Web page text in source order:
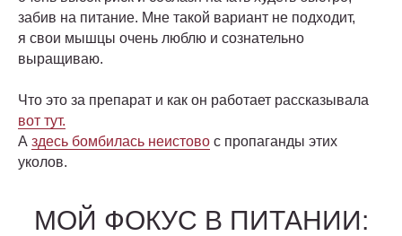
забив на питание. Мне такой вариант не подходит,
я свои мышцы очень люблю и сознательно
выращиваю.
Что это за препарат и как он работает рассказывала
вот тут.
А здесь бомбилась неистово с пропаганды этих
уколов.
МОЙ ФОКУС В ПИТАНИИ: